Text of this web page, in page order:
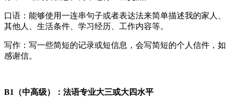
口语：能够使用一连串句子或者表达法来简单描述我的家人、
其他人、生活条件、学习经历、工作内容等。
写作：写一些简短的记录或短信息，会写简短的个人信件，如
感谢信。
B1（中高级）：法语专业大三或大四水平